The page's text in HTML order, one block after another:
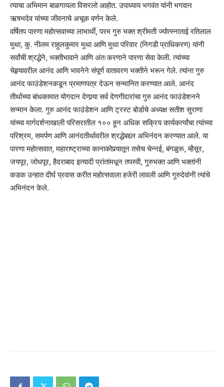
त्याचा अभिमान बाळगायला विसरलो आहोत. उपाध्याय भगवंत यांनी भगवान
ऋषभदेव यांच्या जीवनाचे अचूक वर्णन केले.
वर्षितप पारणा महोत्सवाच्या लाभार्थी, परम गुरु भक्त श्रीमती ज्योत्स्नाताई रतिलाल
मुथा, कु. नीलम राहुलकुमार मुथा आणि मुथा परिवार (निगडी प्राधिकरण) यांनी
सर्वांची श्रद्धेने, भक्तीभावाने आणि अंतःकरणाने पारणा सेवा केली. त्यांच्या
चेहर्‍यावरील आनंद आणि भावनेने संपूर्ण वातावरण भक्तीने भरून गेले. त्यांना गुरु
आनंद फाउंडेशनकडून प्रमाणपत्र देऊन सन्मानित करण्यात आले. आनंद
तीर्थाच्या बांधकामात योगदान देणार्‍या सर्व देणगीदारांचा गुरु आनंद फाउंडेशनने
सन्मान केला. गुरु आनंद फाउंडेशन आणि ट्रस्ट बोर्डाचे अध्यक्ष सतीश सुराणा
यांच्या मार्गदर्शनाखाली परिसरातील १०० हून अधिक सक्रिय कार्यकर्त्यांचा त्यांच्या
परिश्रम, समर्पण आणि आनंदतीर्थावरील श्रद्धेबद्दल अभिनंदन करण्यात आले. या
पारणा महोत्सवात, महाराष्ट्राच्या कानाकोपर्‍यातून तसेच चेन्नई, बंगळुरू, म्हैसूर,
जयपूर, जोधपूर, हैदराबाद इत्यादी प्रांतांमधून तपस्वी, गुरुभक्त आणि भक्तांनी
कडक उन्हात दीर्घ प्रवास करीत महोत्सवाला हजेरी लावली आणि गुरुदेवांनी त्यांचे
अभिनंदन केले.